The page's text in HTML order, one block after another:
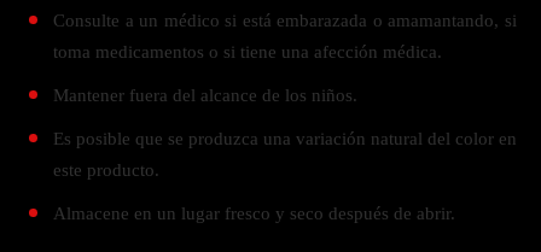
Consulte a un médico si está embarazada o amamantando, si
toma medicamentos o si tiene una afección médica.
Mantener fuera del alcance de los niños.
Es posible que se produzca una variación natural del color en
este producto.
Almacene en un lugar fresco y seco después de abrir.